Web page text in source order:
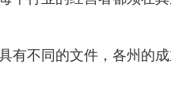
有不同的文件，各州的